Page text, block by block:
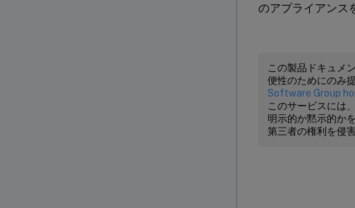
のアプライアンス
この製品ドキュメ
便性のためにのみ
Software Group
このサービスには
明示的か黙示的か
第三者の権利を侵